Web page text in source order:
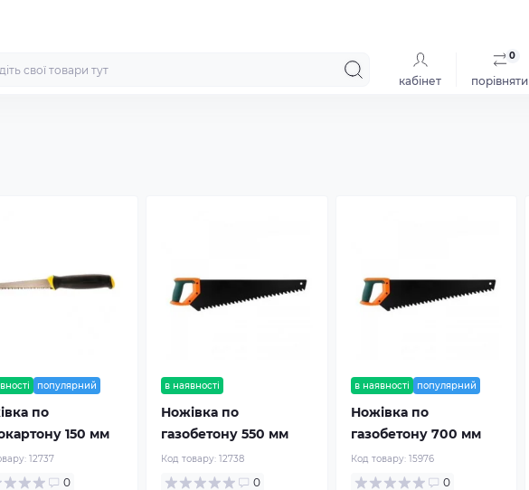
кабінет порівняти
0
популярний
по
150 мм
12737
0
в наявності
Ножівка по
газобетону 550 мм
Код товару: 12738
0
в наявності популярний
Ножівка по
газобетону 700 мм
Код товару: 15976
0